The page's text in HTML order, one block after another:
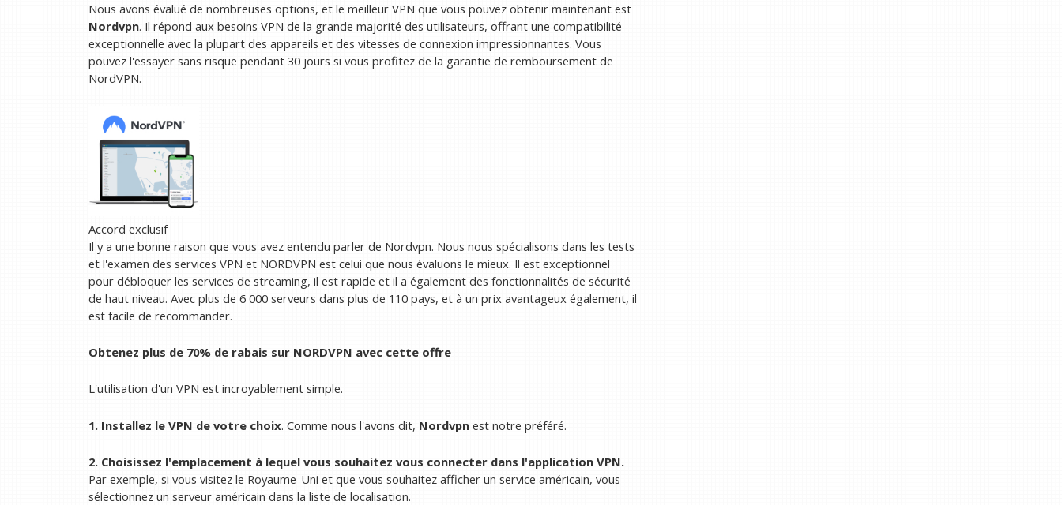
Nous avons évalué de nombreuses options, et le meilleur VPN que vous pouvez obtenir maintenant est
Nordvpn. Il répond aux besoins VPN de la grande majorité des utilisateurs, offrant une compatibilité
exceptionnelle avec la plupart des appareils et des vitesses de connexion impressionnantes. Vous
pouvez l'essayer sans risque pendant 30 jours si vous profitez de la garantie de remboursement de
NordVPN.
Accord exclusif
Il y a une bonne raison que vous avez entendu parler de Nordvpn. Nous nous spécialisons dans les tests
et l'examen des services VPN et NORDVPN est celui que nous évaluons le mieux. Il est exceptionnel
pour débloquer les services de streaming, il est rapide et il a également des fonctionnalités de sécurité
de haut niveau. Avec plus de 6 000 serveurs dans plus de 110 pays, et à un prix avantageux également, il
est facile de recommander.
Obtenez plus de 70% de rabais sur NORDVPN avec cette offre
L'utilisation d'un VPN est incroyablement simple.
1. Installez le VPN de votre choix. Comme nous l'avons dit, Nordvpn est notre préféré.
2. Choisissez l'emplacement à lequel vous souhaitez vous connecter dans l'application VPN.
Par exemple, si vous visitez le Royaume-Uni et que vous souhaitez afficher un service américain, vous
sélectionnez un serveur américain dans la liste de localisation.